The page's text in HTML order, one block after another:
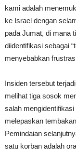
kami adalah
ke Israel dengan
pada Jumat, di mana
diidentifikasi sebagai
menyebabkan
Insiden tersebut
melihat tiga sosok
salah mengidentifikasi
melepaskan
Pemindaian
satu korban adalah